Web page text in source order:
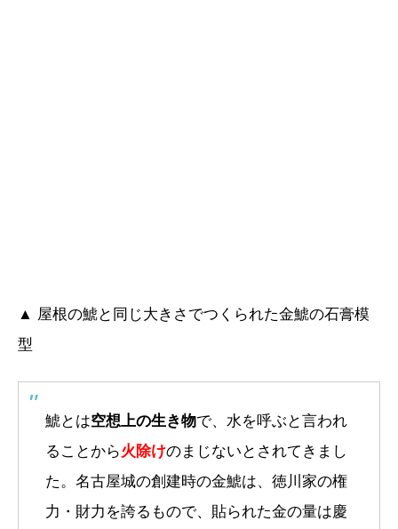
▲ 屋根の鯱と同じ大きさでつくられた金鯱の石膏模
型
鯱とは空想上の生き物で、水を呼ぶと言われ
ることから火除けのまじないとされてきまし
た。名古屋城の創建時の金鯱は、徳川家の権
力・財力を誇るもので、貼られた金の量は慶